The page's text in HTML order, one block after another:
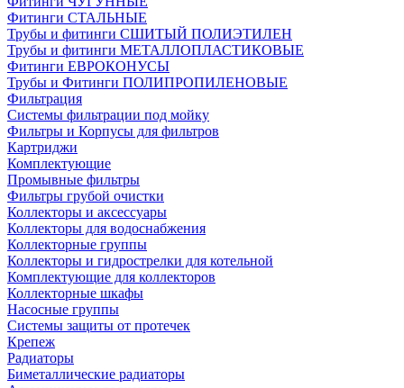
Фитинги СТАЛЬНЫЕ
Трубы и фитинги СШИТЫЙ ПОЛИЭТИЛЕН
Трубы и фитинги МЕТАЛЛОПЛАСТИКОВЫЕ
Фитинги ЕВРОКОНУСЫ
Трубы и Фитинги ПОЛИПРОПИЛЕНОВЫЕ
Фильтрация
Системы фильтрации под мойку
Фильтры и Корпусы для фильтров
Картриджи
Комплектующие
Промывные фильтры
Фильтры грубой очистки
Коллекторы и аксессуары
Коллекторы для водоснабжения
Коллекторные группы
Коллекторы и гидрострелки для котельной
Комплектующие для коллекторов
Коллекторные шкафы
Насосные группы
Системы защиты от протечек
Крепеж
Радиаторы
Биметаллические радиаторы